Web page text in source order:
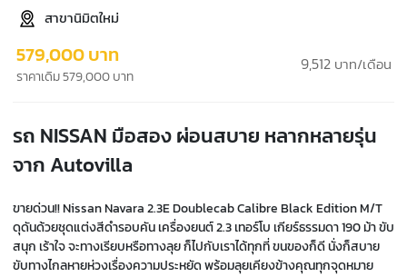
สาขานิมิตใหม่
579,000 บาท
ราคาเดิม 579,000 บาท
9,512 บาท/เดือน
รถ NISSAN มือสอง ผ่อนสบาย หลากหลายรุ่น
จาก Autovilla
ขายด่วน!! Nissan Navara 2.3E Doublecab Calibre Black Edition M/T
ดุดันด้วยชุดแต่งสีดำรอบคัน เครื่องยนต์ 2.3 เทอร์โบ เกียร์ธรรมดา 190 ม้า ขับ
สนุก เร้าใจ จะทางเรียบหรือทางลุย ก็ไปกับเราได้ทุกที่ ขนของก็ดี นั่งก็สบาย
ขับทางไกลหายห่วงเรื่องความประหยัด พร้อมลุยเคียงข้างคุณทุกจุดหมาย